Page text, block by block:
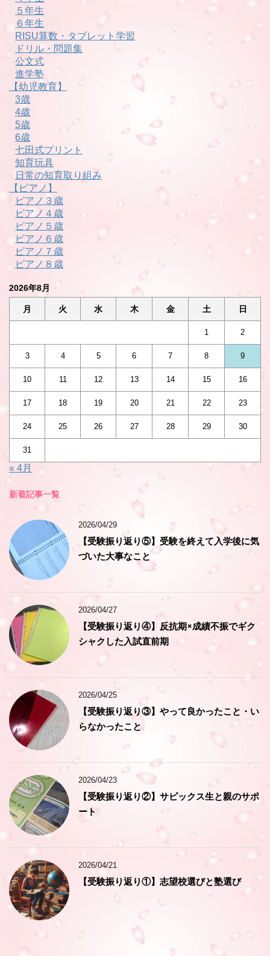
５年生
６年生
RISU算数・タブレット学習
ドリル・問題集
公文式
進学塾
【幼児教育】
3歳
4歳
5歳
6歳
七田式プリント
知育玩具
日常の知育取り組み
【ピアノ】
ピアノ３歳
ピアノ４歳
ピアノ５歳
ピアノ６歳
ピアノ７歳
ピアノ８歳
2026年8月
月 火 水 木 金 土 日
1 2
3 4 5 6 7 8 9
10 11 12 13 14 15 16
17 18 19 20 21 22 23
24 25 26 27 28 29 30
31
« 4月
新着記事一覧
2026/04/29
【受験振り返り⑤】受験を終えて入学後に気
づいた大事なこと
2026/04/27
【受験振り返り④】反抗期×成績不振でギク
シャクした入試直前期
2026/04/25
【受験振り返り③】やって良かったこと・い
らなかったこと
2026/04/23
【受験振り返り②】サピックス生と親のサポ
ート
2026/04/21
【受験振り返り①】志望校選びと塾選び